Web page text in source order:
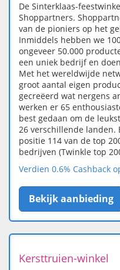
De Sinterklaas-
Shoppartners.
van de pioniers op het
Inmiddels hebben we
ongeveer 50.000
een uniek bedrijf en
Met het wereldwijde
groot aantal eigen
gecreëerd wat nergens
werken er 65
best gedaan om de
26 verschillende landen.
positie 114 van de top
bedrijven (Twinkle top
Verdien 0.6% Cashback
Bekijk aanbieding
Kersttruien-winkel